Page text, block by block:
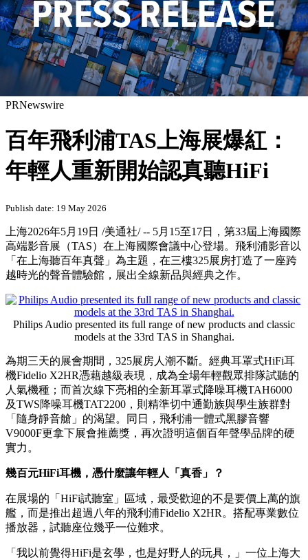
PRNewswire
百年飛利浦TAS上海展爆紅：
年輕人重新開始認真聽HiFi
Publish date: 19 May 2026
上海2026年5月19日 /美通社/ -- 5月15至17日，第33屆上海國際
高端影音展（TAS）在上海國際會議中心登場。飛利浦影音以
「在上海聽百年真聲」為主題，在三樓325展房打造了一座跨
越時光的聲音體驗館，展出全線新品與經典之作。
Philips Audio presented its full range of new products and classic
models at the 33rd TAS in Shanghai.
為期三天的展會期間，325展房人潮不斷。經典耳罩式HiFi耳
機Fidelio X2HR憑藉越級表現，成為全場年輕觀眾排隊試聽的
人氣機種；而首次線下亮相的全新耳罩式降噪耳機TAH6000
及TWS降噪耳機TAT2200，則精準切中通勤族與學生族群對
「隨身靜音艙」的渴望。同日，飛利浦一體式黑膠音響
V9000F更拿下展會推薦獎，再次證明這個百年聲學品牌的硬
實力。
幾百元HiFi耳機，憑什麼讓年輕人「真香」？
在展場的「HiFi試聽室」區域，最受歡迎的不是要價上萬的旗
艦，而是推出超過八年的飛利浦Fidelio X2HR。搭配專業數位
播放器，試聽座位幾乎一位難求。
「我以前覺得HiFi是玄學，也是好野人的玩具，」一位上海大